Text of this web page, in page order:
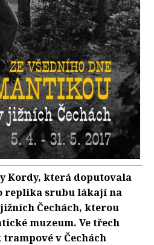
Kordy, která doputovala
replika srubu lákají na
Čechách, kterou
muzeum. Ve třech
v Čechách